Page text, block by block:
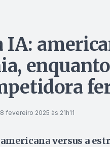
IA:
fevereiro 2025 às 21h11
versus a